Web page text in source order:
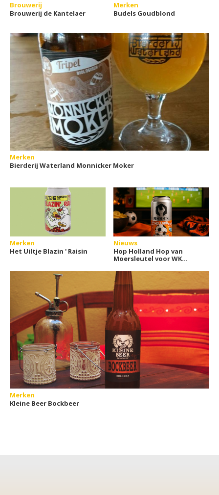
Brouwerij
Brouwerij de Kantelaer
Merken
Budels Goudblond
Merken
Bierderij Waterland Monnicker Moker
Merken
Het Uiltje Blazin ' Raisin
Nieuws
Hop Holland Hop van
Moersleutel voor WK
Merken
Kleine Beer Bockbeer